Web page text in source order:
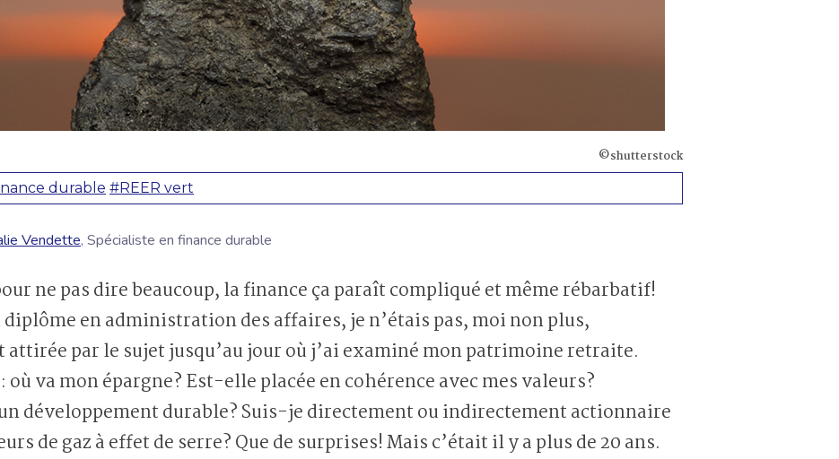
©shutterstock
durable #REER vert
Vendette, Spécialiste en finance durable
ne pas dire beaucoup, la finance ça paraît compliqué et même rébarbatif!
diplôme en administration des affaires, je n’étais pas, moi non plus,
par le sujet jusqu’au jour où j’ai examiné mon patrimoine retraite.
où va mon épargne? Est-elle placée en cohérence avec mes valeurs?
développement durable? Suis-je directement ou indirectement actionnaire
de gaz à effet de serre? Que de surprises! Mais c’était il y a plus de 20 ans.